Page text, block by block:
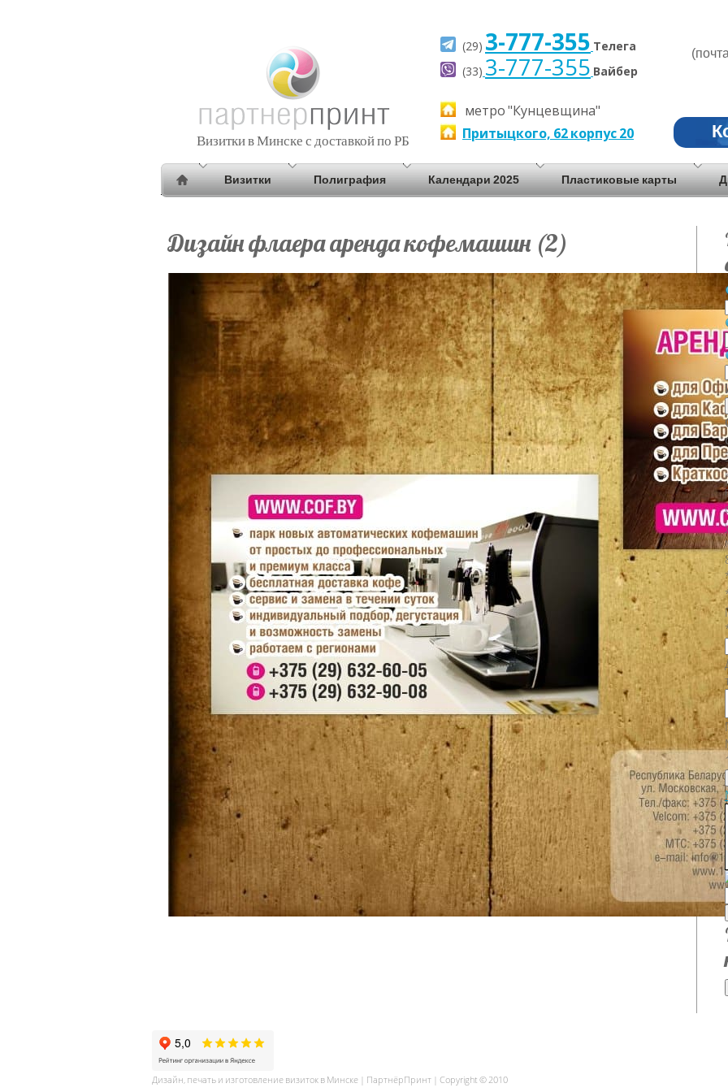
Визитки в Минске с доставкой по РБ
(29) 3-777-355 Телега
(33) 3-777-355 Вайбер
метро "Кунцевщина"
Притыцкого, 62 корпус 20
Визитки Полиграфия Календари 2025 Пластиковые карты
Дизайн флаера аренда кофемашин (2)
-
-
Дизайн, печать и изготовление визиток в Минске | ПартнёрПринт | Copyright © 2010